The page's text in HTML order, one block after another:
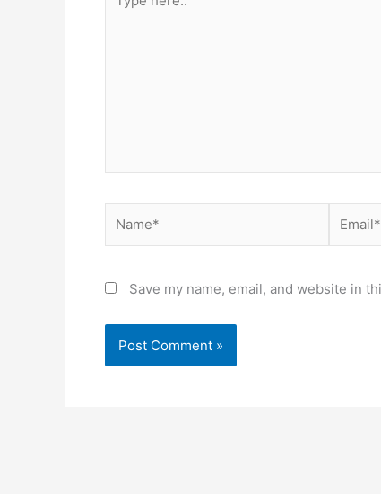
here..
Save my name, email, and website in